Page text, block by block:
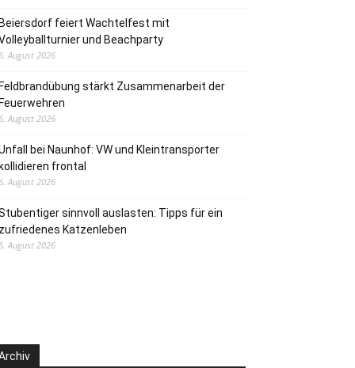
feiert Wachtelfest mit
und Beachparty
August 2026
stärkt Zusammenarbeit der
August 2026
bei Naunhof: VW und Kleintransporter
frontal
August 2026
sinnvoll auslasten: Tipps für ein
Katzenleben
August 2026